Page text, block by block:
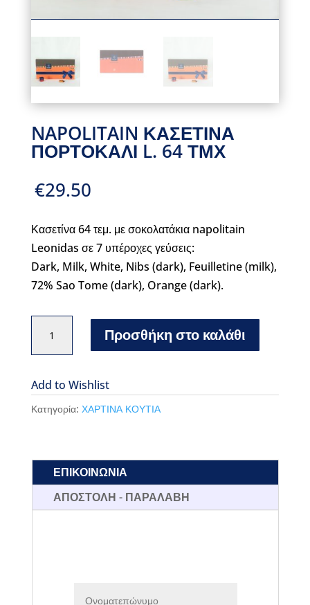
NAPOLITAIN ΚΑΣΕΤΙΝΑ
ΠΟΡΤΟΚΑΛΙ L. 64 ΤΜΧ
€29.50
Κασετίνα 64 τεμ. με σοκολατάκια napolitain
Leonidas σε 7 υπέροχες γεύσεις:
Dark, Milk, White, Nibs (dark), Feuilletine (milk),
72% Sao Tome (dark), Orange (dark).
NAPOLITAIN
ΚΑΣΕΤΙΝΑ
L.
64
ΤΜΧ
Προσθήκη στο καλάθι
Add to Wishlist
Κατηγορία: ΧΑΡΤΙΝΑ ΚΟΥΤΙΑ
ΕΠΙΚΟΙΝΩΝΙΑ
ΑΠΟΣΤΟΛΗ - ΠΑΡΑΛΑΒΗ